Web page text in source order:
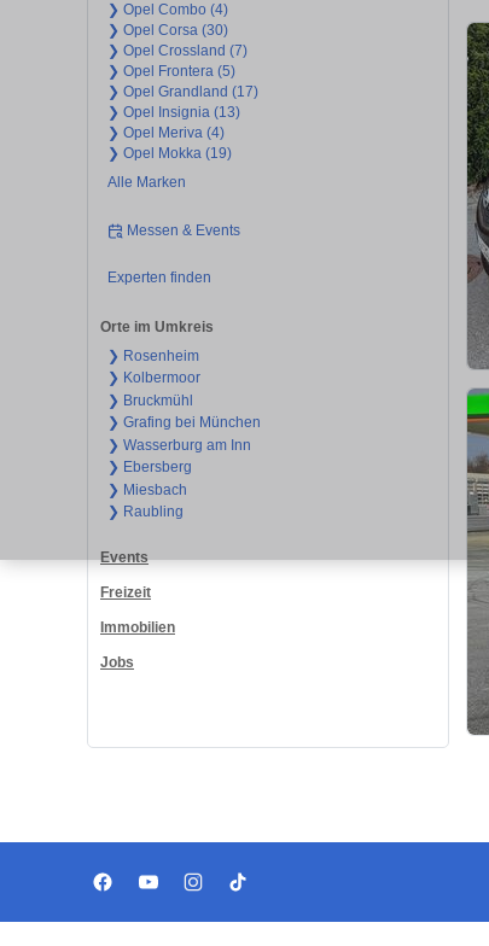
❯ Opel Combo (4)
❯ Opel Corsa (30)
❯ Opel Crossland (7)
❯ Opel Frontera (5)
❯ Opel Grandland (17)
❯ Opel Insignia (13)
❯ Opel Meriva (4)
❯ Opel Mokka (19)
Alle Marken
Messen & Events
Experten finden
Orte im Umkreis
❯ Rosenheim
❯ Kolbermoor
❯ Bruckmühl
❯ Grafing bei München
❯ Wasserburg am Inn
❯ Ebersberg
❯ Miesbach
❯ Raubling
Events
Freizeit
Immobilien
Jobs